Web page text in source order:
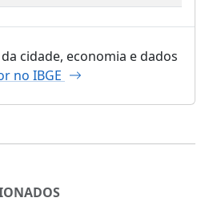
cidade, economia e dados
no IBGE